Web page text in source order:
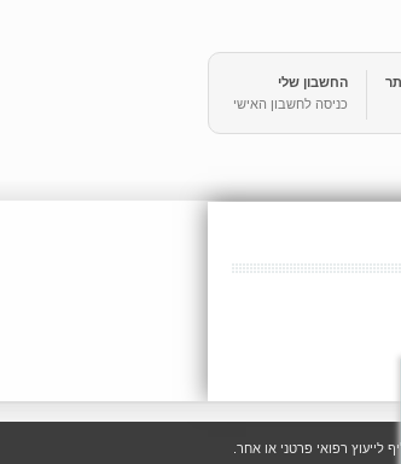
החשבון שלי
כניסה לחשבון האישי
רפואי פרטני או אחר.